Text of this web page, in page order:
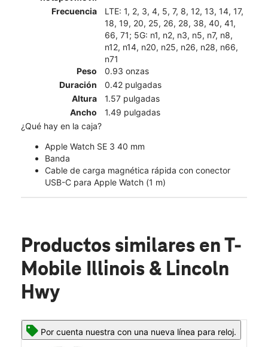
Frecuencia
LTE: 1, 2, 3, 4, 5, 7, 8, 12, 13, 14, 17,
18, 19, 20, 25, 26, 28, 38, 40, 41,
66, 71; 5G: n1, n2, n3, n5, n7, n8,
n12, n14, n20, n25, n26, n28, n66,
n71
Peso
0.93 onzas
Duración
0.42 pulgadas
Altura
1.57 pulgadas
Ancho
1.49 pulgadas
¿Qué hay en la caja?
Apple Watch SE 3 40 mm
Banda
Cable de carga magnética rápida con conector
USB-C para Apple Watch (1 m)
Productos similares en T-
Mobile Illinois & Lincoln
Hwy
Por cuenta nuestra con una nueva línea para reloj.